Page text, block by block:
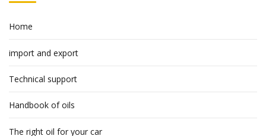
Home
import and export
Technical support
Handbook of oils
The right oil for your car